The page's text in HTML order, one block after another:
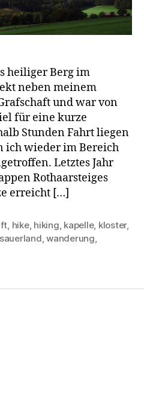
heiliger Berg im
neben meinem
und war von
für eine kurze
Stunden Fahrt liegen
ich wieder im Bereich
Letztes Jahr
Rothaarsteiges
erreicht […]
, hike, hiking, kapelle, kloster,
sauerland,wanderung,